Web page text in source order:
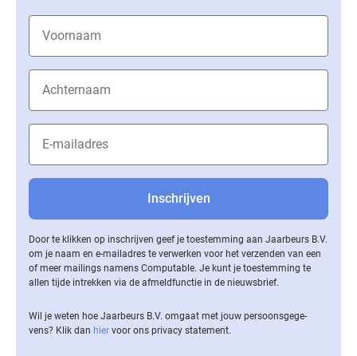
Door te klikken op inschrijven geef je toestemming aan Jaarbeurs B.V.
om je naam en e-mailadres te verwerken voor het verzenden van een
of meer mailings namens Computable. Je kunt je toestemming te
allen tijde intrekken via de af­meld­func­tie in de nieuwsbrief.
Wil je weten hoe Jaarbeurs B.V. omgaat met jouw per­soons­ge­ge­
vens? Klik dan hier voor ons privacy statement.